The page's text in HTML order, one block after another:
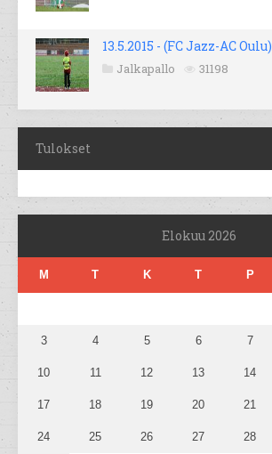
13.5.2015 - (FC Jazz-AC Oulu)
Jalkapallo 31198
Tulokset
Elokuu 2026
M T K T P
3 4 5 6 7
10 11 12 13 14
17 18 19 20 21
24 25 26 27 28